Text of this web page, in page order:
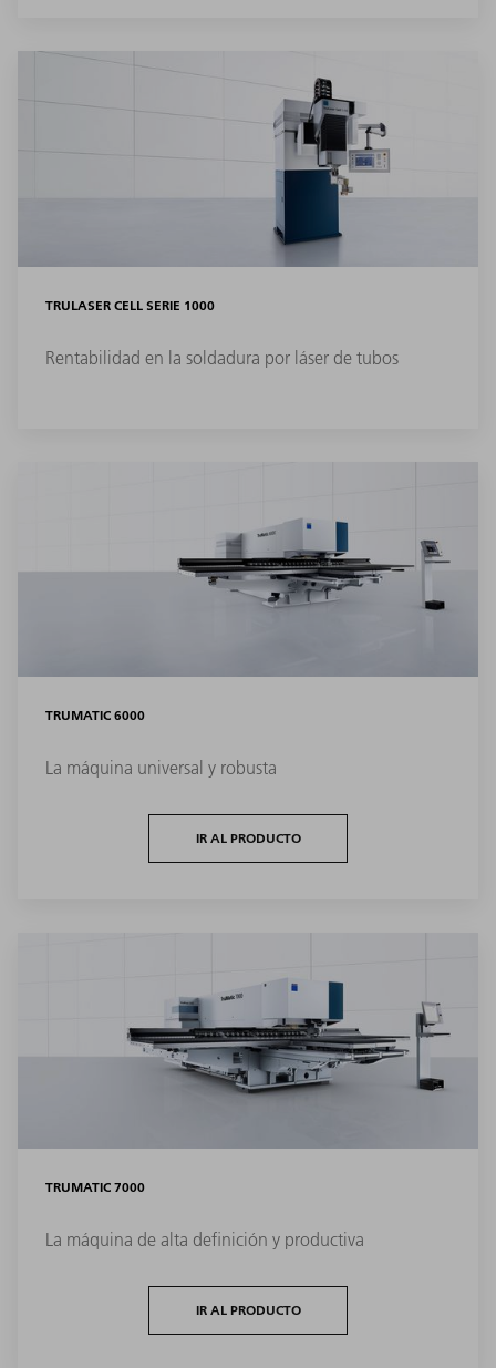
TRULASER CELL SERIE 1000
Rentabilidad en la soldadura por láser de tubos
TRUMATIC 6000
La máquina universal y robusta
IR AL PRODUCTO
TRUMATIC 7000
La máquina de alta definición y productiva
IR AL PRODUCTO